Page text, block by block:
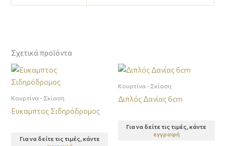
Σχετικά προϊόντα
Κουρτίνα - Σκίαση
Ευκαμπτος Σιδηρόδρομος
Για να δείτε τις τιμές, κάντε
Κουρτίνα - Σκίαση
Διπλός Δανίας 6cm
Για να δείτε τις τιμές, κάντε
εγγραφή